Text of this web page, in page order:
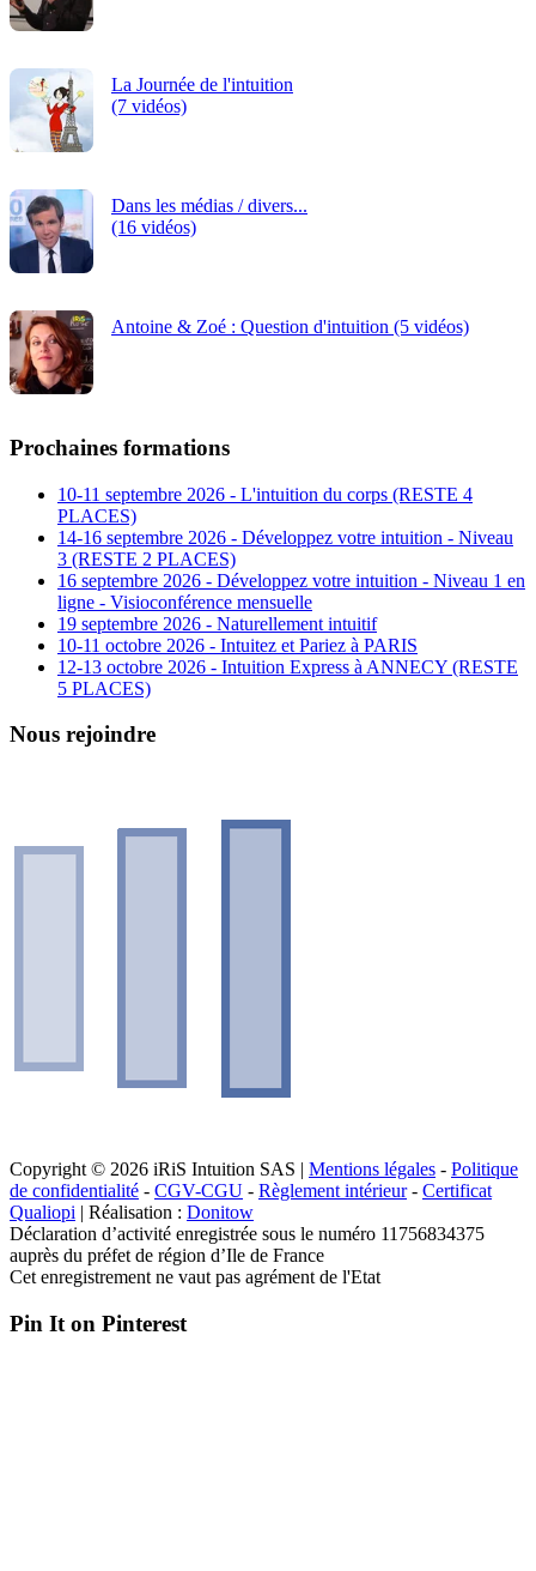
La Journée de l'intuition
(7 vidéos)
Dans les médias / divers...
(16 vidéos)
Antoine & Zoé : Question d'intuition (5 vidéos)
Prochaines formations
10-11 septembre 2026 - L'intuition du corps (RESTE 4
PLACES)
14-16 septembre 2026 - Développez votre intuition - Niveau
3 (RESTE 2 PLACES)
16 septembre 2026 - Développez votre intuition - Niveau 1 en
ligne - Visioconférence mensuelle
19 septembre 2026 - Naturellement intuitif
10-11 octobre 2026 - Intuitez et Pariez à PARIS
12-13 octobre 2026 - Intuition Express à ANNECY (RESTE
5 PLACES)
Nous rejoindre
Copyright © 2026 iRiS Intuition SAS | Mentions légales - Politique
de confidentialité - CGV-CGU - Règlement intérieur- Certificat
Qualiopi | Réalisation : Donitow
Déclaration d’activité enregistrée sous le numéro 11756834375
auprès du préfet de région d’Ile de France
Cet enregistrement ne vaut pas agrément de l'Etat
Pin It on Pinterest